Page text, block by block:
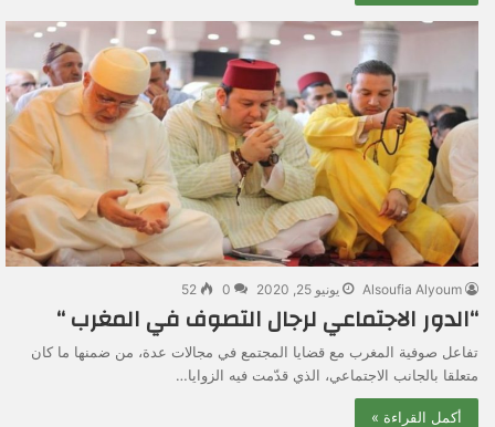
Alsoufia Alyoum يونيو 25, 2020 0
52
“الدور الاجتماعي لرجال التصوف في المغرب “
تفاعل صوفية المغرب مع قضايا المجتمع في مجالات عدة، من ضمنها ما كان
متعلقا بالجانب الاجتماعي، الذي قدّمت فيه الزوايا…
أكمل القراءة »